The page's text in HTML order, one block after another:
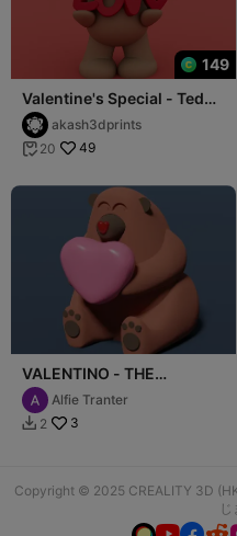
149
Valentine's Special - Teddy
Bear Love
akash3dprints
 20 49
VALENTINO - THE
VALENTINE BEAR - SELF
ASSEMBLE
Alfie Tranter
 2 3
Copyright © 2025 CREALITY 3D
じ